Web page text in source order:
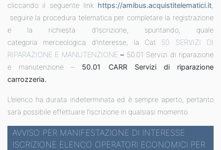
cliccando il seguente link https://amibus.acquistitelematici.it,
seguire la procedura telematica per completare la registrazione
e la richiesta d’iscrizione, spuntando, quale
categoria merceologica d’interesse, la Cat 50 SERVIZI DI
RIPARAZIONE E MANUTENZIONE – 50.01 Servizi di riparazione
e manutenzione – 50.01 CARR Servizi di riparazione
carrozzeria.
L’elenco ha durata indeterminata ed è sempre aperto, pertanto
sarà possibile effettuare l’iscrizione in qualsiasi momento.
AVVISO PER MANIFESTAZIONE DI INTERESSE
ISCRIZIONE ELENCO OPERATORI ECONOMICI PER